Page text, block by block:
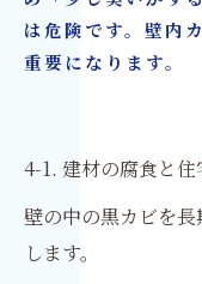
は危険です。壁内
重要になります。
4-1. 建材の腐食と
壁の中の黒カビを
します。